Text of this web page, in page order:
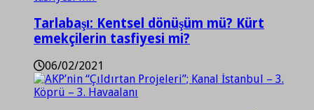
Tarlabaşı: Kentsel dönüşüm mü? Kürt
emekçilerin tasfiyesi mi?
06/02/2021